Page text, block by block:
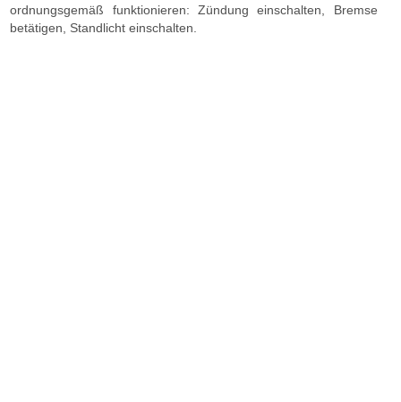
ordnungsgemäß funktionieren: Zündung einschalten, Bremse
betätigen, Standlicht einschalten.